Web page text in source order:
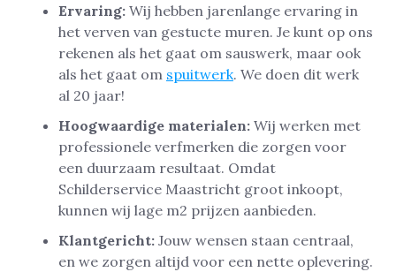
Ervaring: Wij hebben jarenlange ervaring in
het verven van gestucte muren. Je kunt op ons
rekenen als het gaat om sauswerk, maar ook
als het gaat om spuitwerk. We doen dit werk
al 20 jaar!
Hoogwaardige materialen: Wij werken met
professionele verfmerken die zorgen voor
een duurzaam resultaat. Omdat
Schilderservice Maastricht groot inkoopt,
kunnen wij lage m2 prijzen aanbieden.
Klantgericht: Jouw wensen staan centraal,
en we zorgen altijd voor een nette oplevering.